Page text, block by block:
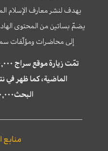
يهدف لنشر معارف الإسلام
يضمّ بساتين من المحتوى
إلى محاضرات ومؤلّفات
الماضية، كما ظهر في
البحث٢٢,٢٩٠,٠٠٠ مرّة.
منابع